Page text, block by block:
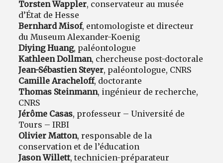
Torsten Wappler, conservateur au musée
d’État de Hesse
Bernhard Misof, entomologiste et directeur
du Museum Alexander-Koenig
Diying Huang, paléontologue
Kathleen Dollman, chercheuse post-doctorale
Jean-Sébastien Steyer, paléontologue, CNRS
Camille Aracheloff, doctorante
Thomas Steinmann, ingénieur de recherche,
CNRS
Jérôme Casas, professeur – Université de
Tours – IRBI
Olivier Matton, responsable de la
conservation et de l’éducation
Jason Willett, technicien-préparateur